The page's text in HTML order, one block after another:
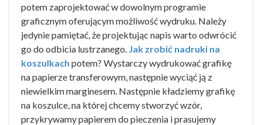
potem zaprojektować w dowolnym programie
graficznym oferującym możliwość wydruku. Należy
jedynie pamiętać, że projektując napis warto odwrócić
go do odbicia lustrzanego. Jak zrobić nadruki na
koszulkach potem? Wystarczy wydrukować grafikę
na papierze transferowym, następnie wyciąć ją z
niewielkim marginesem. Następnie kładziemy grafikę
na koszulce, na której chcemy stworzyć wzór,
przykrywamy papierem do pieczenia i prasujemy